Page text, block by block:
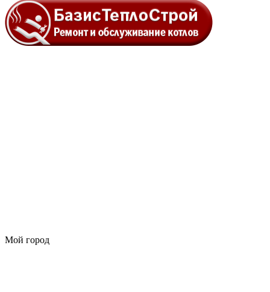
Мой город